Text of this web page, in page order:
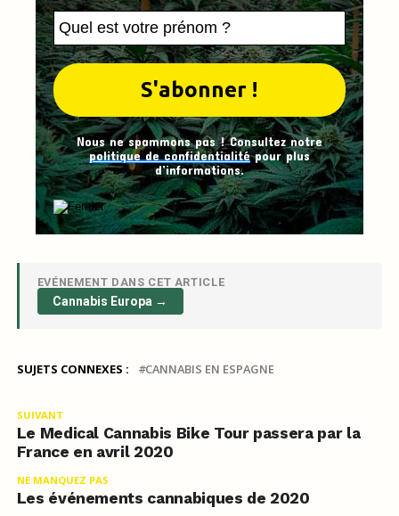
Nous ne spammons pas ! Consultez notre
politique de confidentialitépour plus
d’informations.
EVÉNEMENT DANS CET ARTICLE
Cannabis Europa →
SUJETS CONNEXES : CANNABIS EN ESPAGNE
SUIVANT
Le Medical Cannabis Bike Tour passera par la
France en avril 2020
NE MANQUEZ PAS
Les événements cannabiques de 2020